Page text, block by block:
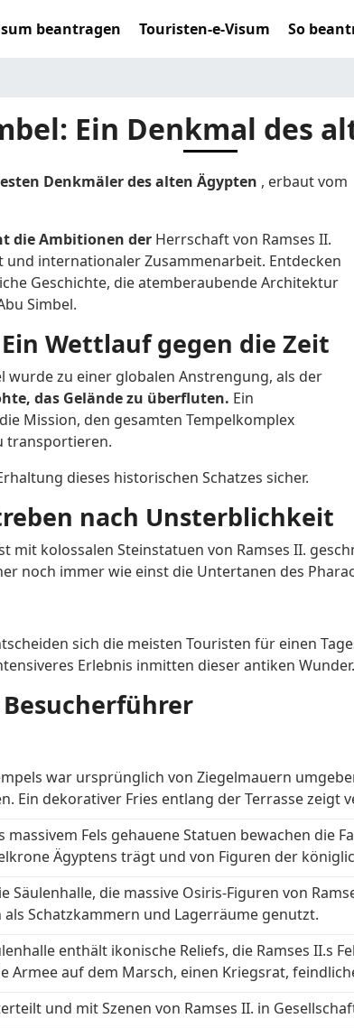
beantragen Touristen-e-Visum So
Ein Denkmal des
Denkmäler des alten Ägypten , erbaut vom
die Ambitionen der Herrschaft von Ramses II.
internationaler Zusammenarbeit. Entdecken
Geschichte, die atemberaubende Architektur
Simbel.
Wettlauf gegen die Zeit
wurde zu einer globalen Anstrengung, als der
das Gelände zu überfluten. Ein
Mission, den gesamten Tempelkomplex
transportieren.
dieses historischen Schatzes sicher.
nach Unsterblichkeit
mit kolossalen Steinstatuen von Ramses II.
noch immer wie einst die Untertanen des
sich die meisten Touristen für einen
Erlebnis inmitten dieser antiken Wunder.
war ursprünglich von Ziegelmauern
Ein dekorativer Fries entlang der Terrasse zeigt
massivem Fels gehauene Statuen bewachen die
Ägyptens trägt und von Figuren der
Säulenhalle, die massive Osiris-Figuren von
Schatzkammern und Lagerräume genutzt.
enthält ikonische Reliefs, die Ramses II.s
Armee auf dem Marsch, einen Kriegsrat,
und mit Szenen von Ramses II. in